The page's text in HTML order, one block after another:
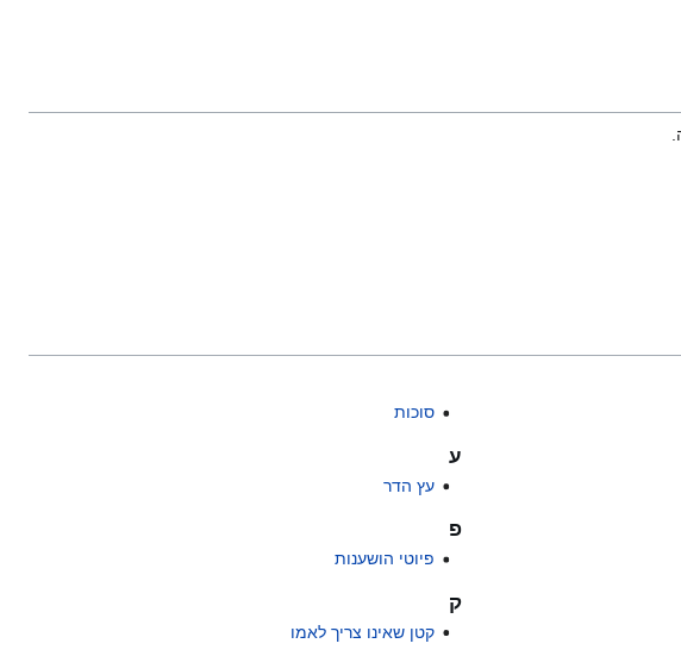
סוכות
ע
עץ הדר
פ
פיוטי הושענות
ק
קטן שאינו צריך לאמו